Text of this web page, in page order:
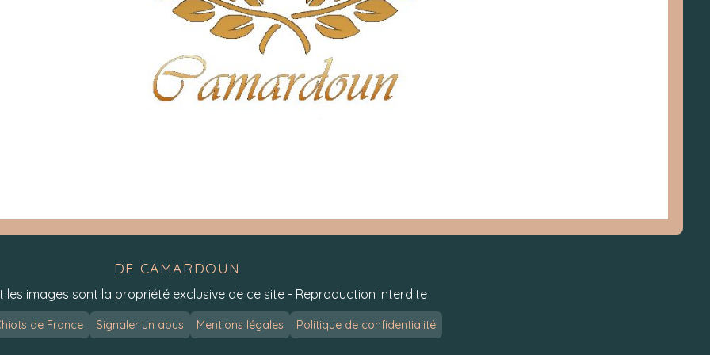
DE CAMARDOUN
les images sont la propriété exclusive de ce site - Reproduction Interdite
de France Signaler un abus Mentions légales Politique de confidentialité